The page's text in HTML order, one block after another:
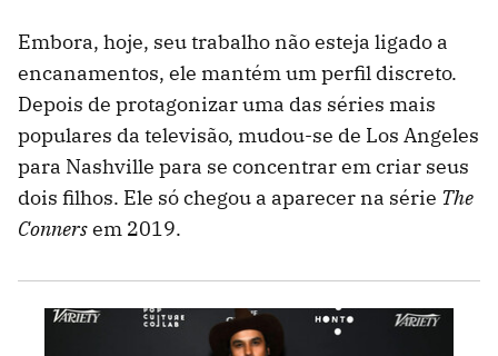
Embora, hoje, seu trabalho não esteja ligado a
encanamentos, ele mantém um perfil discreto.
Depois de protagonizar uma das séries mais
populares da televisão, mudou-se de Los Angeles
para Nashville para se concentrar em criar seus
dois filhos. Ele só chegou a aparecer na série The
Connersem 2019.